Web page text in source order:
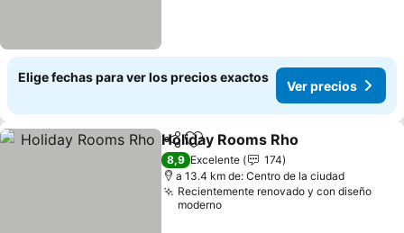
Elige fechas para ver los precios exactos
Ver precios
CompartirAgregar a favoritos
Holiday Rooms Rho
8,9 Excelente
174
a 13.4 km de: Centro de la ciudad
Recientemente renovado y con diseño
moderno